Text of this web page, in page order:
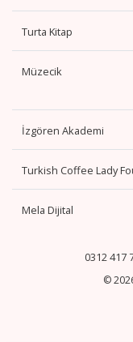
Turta Kitap
Müzecik
İzgören Akademi
Turkish Coffee Lady
Mela Dijital
0312 417
©